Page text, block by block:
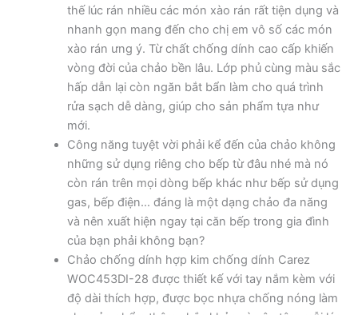
thế lúc rán nhiều các món xào rán rất tiện dụng và
nhanh gọn mang đến cho chị em vô số các món
xào rán ưng ý. Từ chất chống dính cao cấp khiến
vòng đời của chảo bền lâu. Lớp phủ cùng màu sắc
hấp dẫn lại còn ngăn bắt bẩn làm cho quá trình
rửa sạch dễ dàng, giúp cho sản phẩm tựa như
mới.
Công năng tuyệt vời phải kể đến của chảo không
những sử dụng riêng cho bếp từ đâu nhé mà nó
còn rán trên mọi dòng bếp khác như bếp sử dụng
gas, bếp điện… đáng là một dạng chảo đa năng
và nên xuất hiện ngay tại căn bếp trong gia đình
của bạn phải không bạn?
Chảo chống dính hợp kim chống dính Carez
WOC453DI-28 được thiết kế với tay nắm kèm với
độ dài thích hợp, được bọc nhựa chống nóng làm